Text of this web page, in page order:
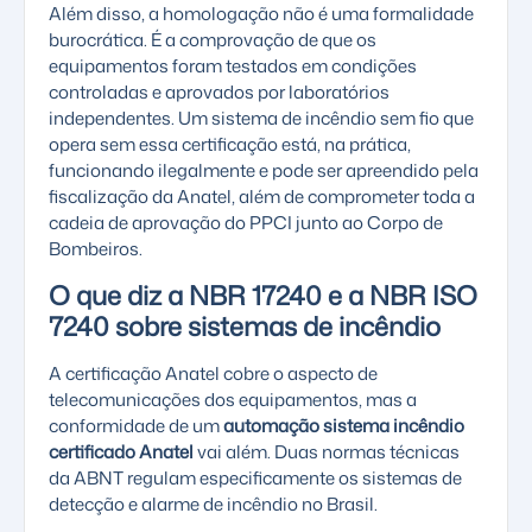
Além disso, a homologação não é uma formalidade
burocrática. É a comprovação de que os
equipamentos foram testados em condições
controladas e aprovados por laboratórios
independentes. Um sistema de incêndio sem fio que
opera sem essa certificação está, na prática,
funcionando ilegalmente e pode ser apreendido pela
fiscalização da Anatel, além de comprometer toda a
cadeia de aprovação do PPCI junto ao Corpo de
Bombeiros.
O que diz a NBR 17240 e a NBR ISO
7240 sobre sistemas de incêndio
A certificação Anatel cobre o aspecto de
telecomunicações dos equipamentos, mas a
conformidade de umautomação sistema incêndio
certificado Anatelvai além. Duas normas técnicas
daABNTregulam especificamente os sistemas de
detecção e alarme de incêndio no Brasil.